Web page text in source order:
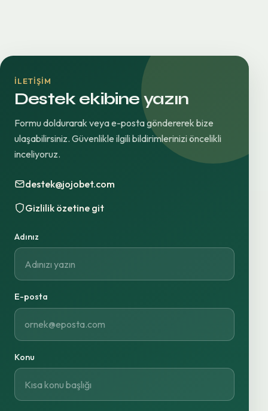
İLETIŞIM
Destek ekibine yazın
Formu doldurarak veya e-posta göndererek bize
ulaşabilirsiniz. Güvenlikle ilgili bildirimlerinizi öncelikli
inceliyoruz.
destek@jojobet.com
Gizlilik özetine git
Adınız
E-posta
Konu